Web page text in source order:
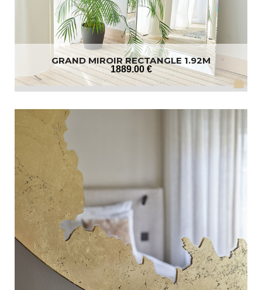
GRAND MIROIR RECTANGLE 1.92M
1889.00 €